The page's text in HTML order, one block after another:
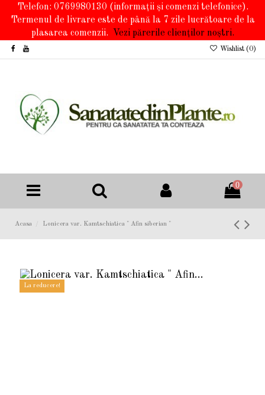
Telefon: 0769980130 (informații și comenzi telefonice).
Termenul de livrare este de până la 7 zile lucrătoare de la
plasarea comenzii.
Vezi părerile clienților noștri.
Wishlist (0)
0
Acasa Lonicera var. Kamtschiatica " Afin siberian "
La reducere!